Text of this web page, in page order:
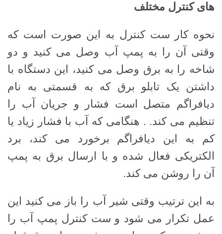
های کنترل مختلف
نحوه کار ست کنترل به این صورت است که
وقتی آن را به پمپ آب وصل می کنید و دو
شاخه را به برق وصل می کنید، این دستگاه با
داشتن یک تابلو برق که به قسمتی به نام
دیافراگم متصل است فشار و جریان آب را
تنظیم می کند. . هنگامی که آب با فشار زیاد یا
کم به این دیافراگم برخورد می کند، برد
الکتریکی فعال شده و با ارسال برق به پمپ
آن را روشن می کند.
به این ترتیب وقتی شیر آب را باز می کنید این
عمل تکرار می شود و ست کنترل پمپ آب را